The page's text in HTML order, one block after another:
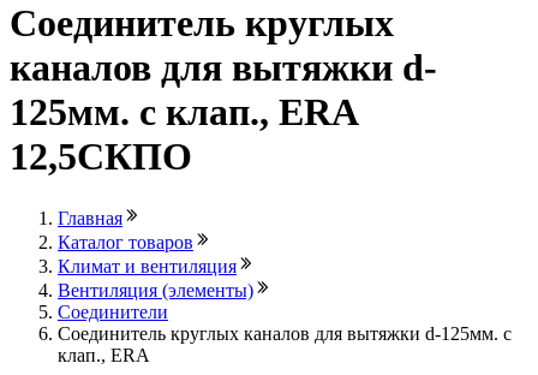
Соединитель круглых
каналов для вытяжки d-
125мм. с клап., ERA
12,5СКПО
Главная
Каталог товаров
Климат и вентиляция
Вентиляция (элементы)
Соединители
Соединитель круглых каналов для вытяжки d-125мм. с
клап., ERA